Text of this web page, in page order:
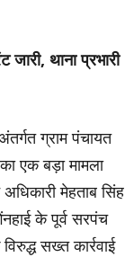
थाना प्रभारी
ग्राम पंचायत
एक बड़ा मामला
मेहताब सिंह
के पूर्व सरपंच
सख्त कार्रवाई